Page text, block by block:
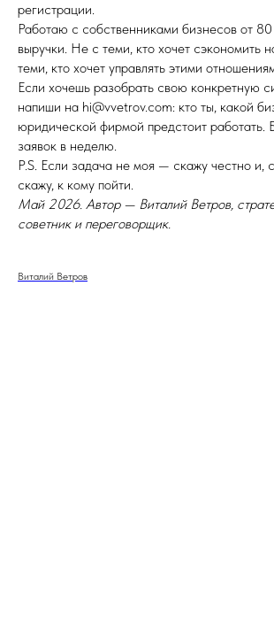
регистрации.
Работаю с собственниками бизнесов от
выручки. Не с теми, кто хочет сэкономить
теми, кто хочет управлять этими
Если хочешь разобрать свою конкретную
напиши на hi@vvetrov.com: кто ты, какой
юридической фирмой предстоит работать.
заявок в неделю.
P.S. Если задача не моя — скажу честно и,
скажу, к кому пойти.
Май 2026. Автор — Виталий Ветров,
советник и переговорщик.
Виталий Ветров